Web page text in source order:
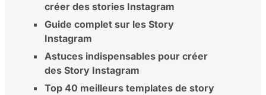
créer des stories Instagram
Guide complet sur les Story
Instagram
Astuces indispensables pour créer
des Story Instagram
Top 40 meilleurs templates de story